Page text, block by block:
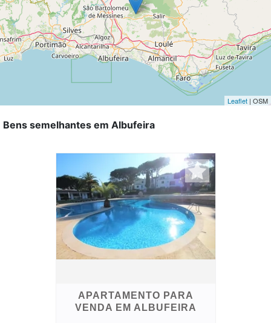
Leaflet | OSM
Bens semelhantes em Albufeira
APARTAMENTO PARA
VENDA EM ALBUFEIRA